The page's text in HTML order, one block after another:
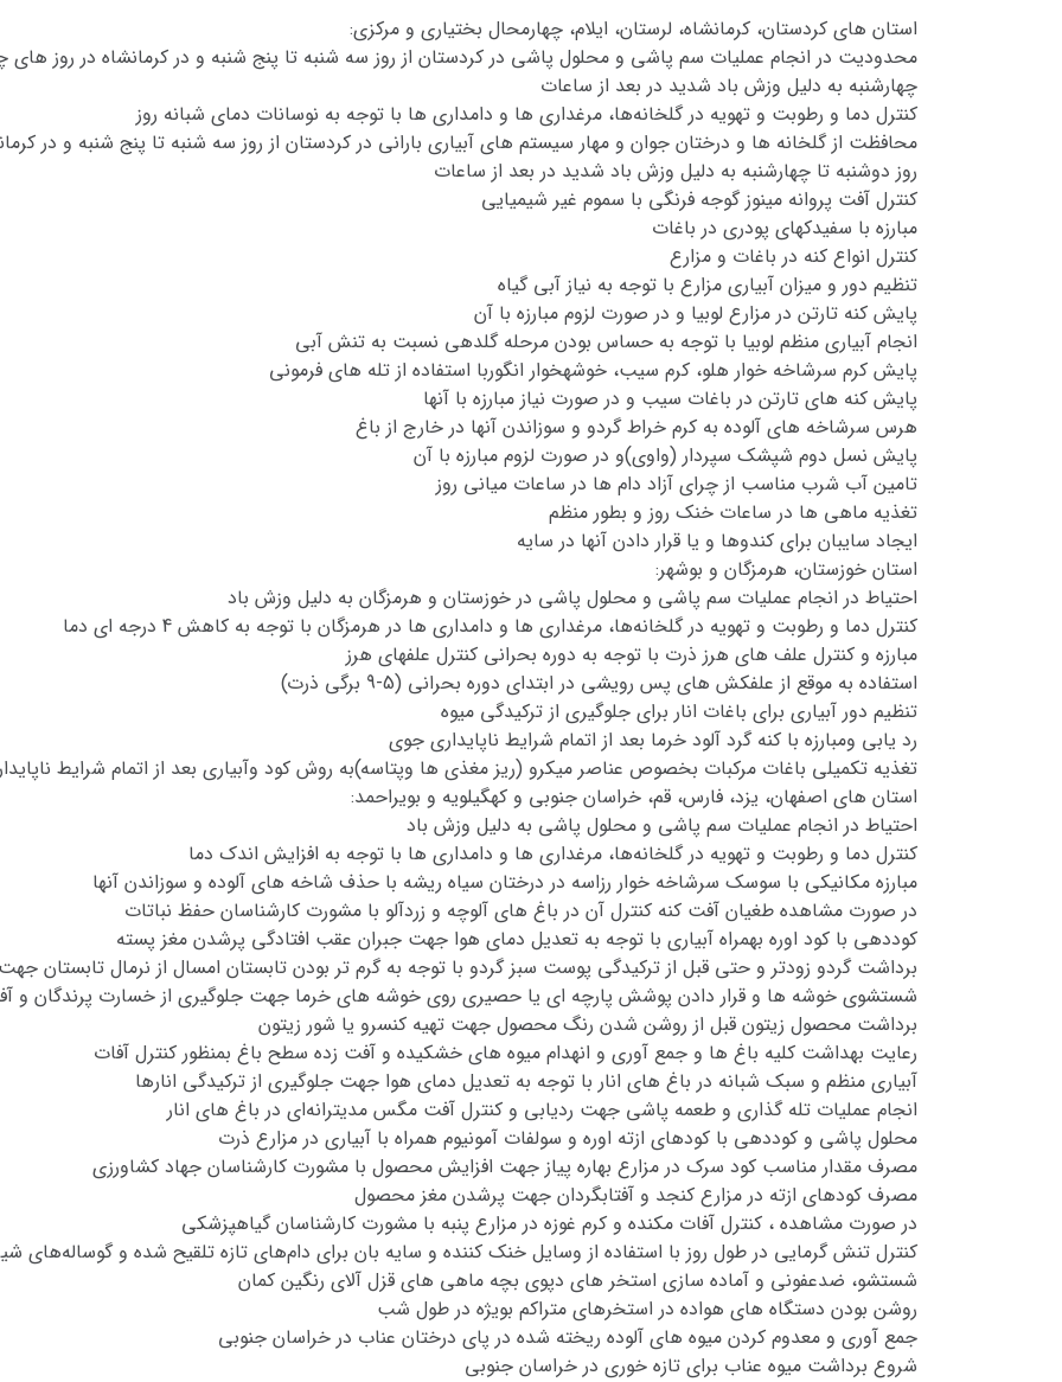
استان های کردستان، کرمانشاه، لرستان، ایلام، چهارمحال بختیاری و مرکزی:
محدودیت در انجام عملیات سم پاشی و محلول پاشی در کردستان از روز سه شنبه تا پنج شنبه و در کرمانشاه در روز های
چهارشنبه به دلیل وزش باد شدید در بعد از ساعات
کنترل دما و رطوبت و تهویه در گلخانه‌ها، مرغداری ها و دامداری ها با توجه به نوسانات دمای شبانه روز
محافظت از گلخانه ها و درختان جوان و مهار سیستم های آبیاری بارانی در کردستان از روز سه شنبه تا پنج شنبه و در
روز دوشنبه تا چهارشنبه به دلیل وزش باد شدید در بعد از ساعات
کنترل آفت پروانه مینوز گوجه فرنگی با سموم غیر شیمیایی
مبارزه با سفیدکهای پودری در باغات
کنترل انواع کنه در باغات و مزارع
تنظیم دور و میزان آبیاری مزارع با توجه به نیاز آبی گیاه
پایش کنه تارتن در مزارع لوبیا و در صورت لزوم مبارزه با آن
انجام آبیاری منظم لوبیا با توجه به حساس بودن مرحله گلدهی نسبت به تنش آبی
پایش کرم سرشاخه­ خوار هلو، کرم سیب، خوشهخوار انگوربا استفاده از تله های فرمونی
پایش کنه­ های تارتن در باغات سیب و در صورت نیاز مبارزه با آنها
هرس سرشاخه های آلوده به کرم خراط گردو و سوزاندن آنها در خارج از باغ
پایش نسل دوم شپشک سپردار (واوی)و در صورت لزوم مبارزه با آن
تامین آب شرب مناسب از چرای آزاد دام ها در ساعات میانی روز
تغذیه ماهی ها در ساعات خنک روز و بطور منظم
ایجاد سایبان برای کندوها و یا قرار دادن آنها در سایه
استان خوزستان، هرمزگان و بوشهر:
احتیاط در انجام عملیات سم پاشی و محلول پاشی در خوزستان و هرمزگان به دلیل وزش باد
کنترل دما و رطوبت و تهویه در گلخانه‌ها، مرغداری ها و دامداری ها در هرمزگان با توجه به کاهش 4 درجه ای دما
مبارزه و کنترل علف های هرز ذرت با توجه به دوره بحرانی کنترل علفهای هرز
استفاده به موقع از علفکش های پس رویشی در ابتدای دوره بحرانی (5-9 برگی ذرت)
تنظیم دور آبیاری برای باغات انار برای جلوگیری از ترکیدگی میوه
رد یابی ومبارزه با کنه گرد آلود خرما بعد از اتمام شرایط ناپایداری جوی
تغذیه تکمیلی باغات مرکبات بخصوص عناصر میکرو (ریز مغذی ها وپتاسه)به روش کود وآبیاری بعد از اتمام شرایط
استان های اصفهان، یزد، فارس، قم، خراسان جنوبی و کهگیلویه و بویراحمد:
احتیاط در انجام عملیات سم پاشی و محلول پاشی به دلیل وزش باد
کنترل دما و رطوبت و تهویه در گلخانه‌ها، مرغداری ها و دامداری ها با توجه به افزایش اندک دما
مبارزه مکانیکی با سوسک سرشاخه خوار رزاسه در درختان سیاه ریشه با حذف شاخه های آلوده و سوزاندن آنها
در صورت مشاهده طغیان آفت کنه کنترل آن در باغ های آلوچه و زردآلو با مشورت کارشناسان حفظ نباتات
کوددهی با کود اوره بهمراه آبیاری با توجه به تعدیل دمای هوا جهت جبران عقب افتادگی پرشدن مغز پسته
برداشت گردو زودتر و حتی قبل از ترکیدگی پوست سبز گردو با توجه به گرم تر بودن تابستان امسال از نرمال تابستان
شستشوی خوشه ها و قرار دادن پوشش پارچه ای یا حصیری روی خوشه های خرما جهت جلوگیری از خسارت پرندگان و
برداشت محصول زیتون قبل از روشن شدن رنگ محصول جهت تهیه کنسرو یا شور زیتون
رعایت بهداشت کلیه باغ ها و جمع آوری و انهدام میوه های خشکیده و آفت زده سطح باغ بمنظور کنترل آفات
آبیاری منظم و سبک شبانه در باغ های انار با توجه به تعدیل دمای هوا جهت جلوگیری از ترکیدگی انارها
انجام عملیات تله گذاری و طعمه پاشی جهت ردیابی و کنترل آفت مگس مدیترانه‌ای در باغ های انار
محلول پاشی و کوددهی با کودهای ازته اوره و سولفات آمونیوم همراه با آبیاری در مزارع ذرت
مصرف مقدار مناسب کود سرک در مزارع بهاره پیاز جهت افزایش محصول با مشورت کارشناسان جهاد کشاورزی
مصرف کودهای ازته در مزارع کنجد و آفتابگردان جهت پرشدن مغز محصول
در صورت مشاهده ، کنترل آفات مکنده و کرم غوزه در مزارع پنبه با مشورت کارشناسان گیاهپزشکی
کنترل تنش گرمایی در طول روز با استفاده از وسایل خنک کننده و سایه بان برای دام‌های تازه تلقیح شده و گوساله‌های
شستشو، ضدعفونی و آماده سازی استخر های دپوی بچه ماهی های قزل آلای رنگین کمان
روشن بودن دستگاه های هواده در استخرهای متراکم بویژه در طول شب
جمع آوری و معدوم کردن میوه های آلوده ریخته شده در پای درختان عناب در خراسان جنوبی
شروع برداشت میوه عناب برای تازه خوری در خراسان جنوبی